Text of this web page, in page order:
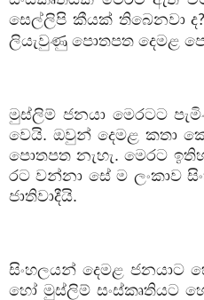
සෙල්ලිපි කීයක් තිබෙනවා ද
ලියැවුණු පොතපත දෙමළ
මුස්ලිම් ජනයා මෙරටට
වෙයි. ඔවුන් දෙමළ කතා
පොතපත නැහැ. මෙරට
රට වන්නා සේ ම ලංකාව
ජාතිවාදීයි.
සිංහලයන් දෙමළ ජනයාට
හෝ මුස්ලිම් සංස්කෘතියට